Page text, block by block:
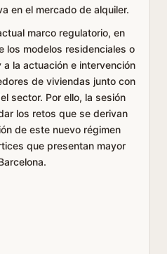
en el mercado de alquiler.
marco regulatorio, en
los modelos residenciales o
a la actuación e intervención
de viviendas junto con
sector. Por ello, la sesión
los retos que se derivan
de este nuevo régimen
que presentan mayor